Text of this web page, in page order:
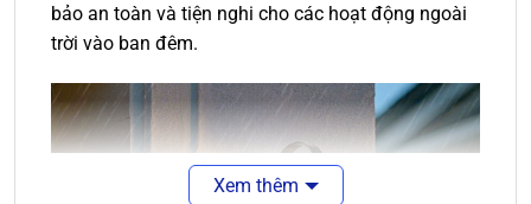
bảo an toàn và tiện nghi cho các hoạt động ngoài
trời vào ban đêm.
Xem thêm